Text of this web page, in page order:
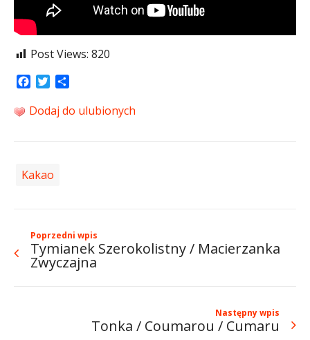
Post Views: 820
Facebook
Twitter
Dodaj do ulubionych
Kakao
Poprzedni wpis
Tymianek Szerokolistny / Macierzanka
Zwyczajna
Następny wpis
Tonka / Coumarou / Cumaru